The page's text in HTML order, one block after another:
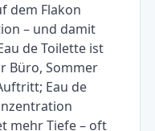
dem Flakon
– und damit
de Toilette ist
Büro, Sommer
Eau de
mehr Tiefe – oft